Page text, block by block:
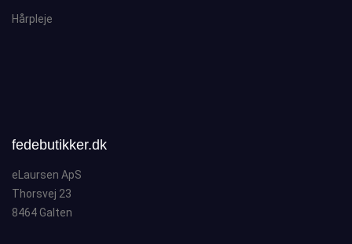
Hårpleje
fedebutikker.dk
eLaursen ApS
Thorsvej 23
8464 Galten